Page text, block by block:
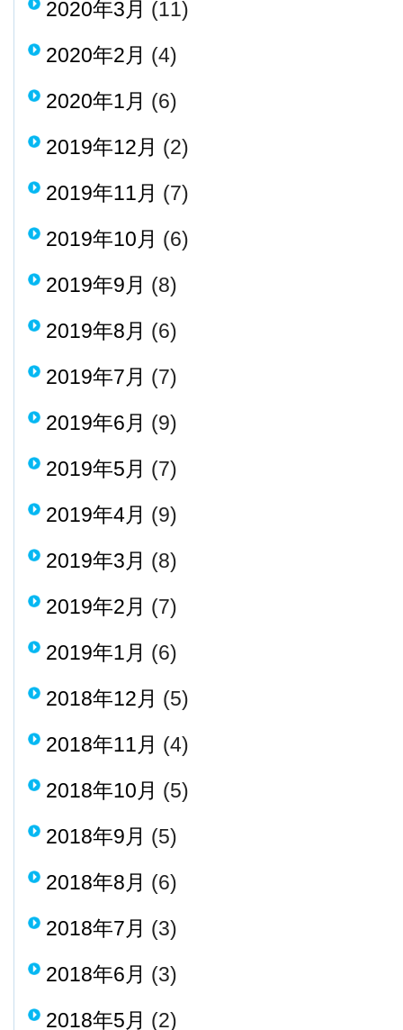
2020年3月 (11)
2020年2月 (4)
2020年1月 (6)
2019年12月 (2)
2019年11月 (7)
2019年10月 (6)
2019年9月 (8)
2019年8月 (6)
2019年7月 (7)
2019年6月 (9)
2019年5月 (7)
2019年4月 (9)
2019年3月 (8)
2019年2月 (7)
2019年1月 (6)
2018年12月 (5)
2018年11月 (4)
2018年10月 (5)
2018年9月 (5)
2018年8月 (6)
2018年7月 (3)
2018年6月 (3)
2018年5月 (2)